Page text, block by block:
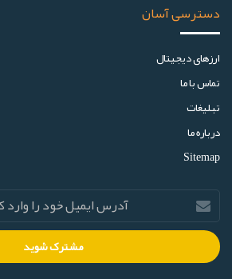
دسترسی آسان
ارز‌های دیجیتال
تماس با ما
تبلیغات
درباره ما
Sitemap